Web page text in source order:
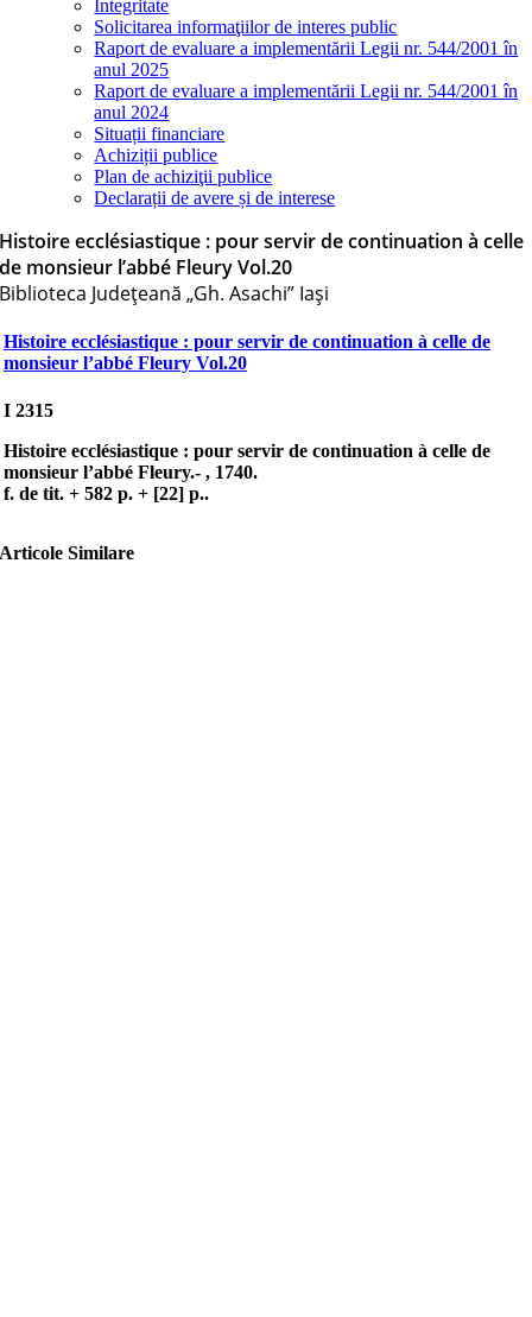
Integritate
Solicitarea informaţiilor de interes public
Raport de evaluare a implementării Legii nr. 544/2001 în
anul 2025
Raport de evaluare a implementării Legii nr. 544/2001 în
anul 2024
Situații financiare
Achiziții publice
Plan de achiziţii publice
Declarații de avere și de interese
Histoire ecclésiastique : pour servir de continuation à celle
de monsieur l’abbé Fleury Vol.20
Biblioteca Judeţeană „Gh. Asachi” Iaşi
Histoire ecclésiastique : pour servir de continuation à celle de
monsieur l’abbé Fleury Vol.20
I 2315
Histoire ecclésiastique : pour servir de continuation à celle de
monsieur l’abbé Fleury.- , 1740.
f. de tit. + 582 p. + [22] p..
Articole Similare